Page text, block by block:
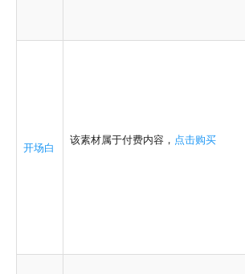
开场白
该素材属于付费内容， 点击购买